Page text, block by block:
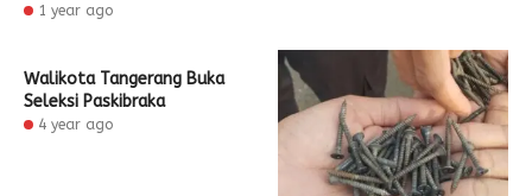
1 year ago
Walikota Tangerang Buka
Seleksi Paskibraka
4 year ago